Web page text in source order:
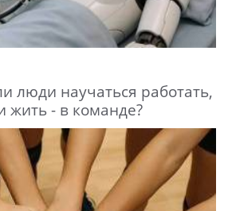
люди научаться работать,
жить - в команде?